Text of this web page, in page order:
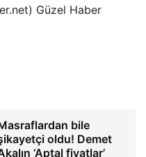
Güzel Haber
bile
oldu! Demet
‘Aptal fiyatlar’